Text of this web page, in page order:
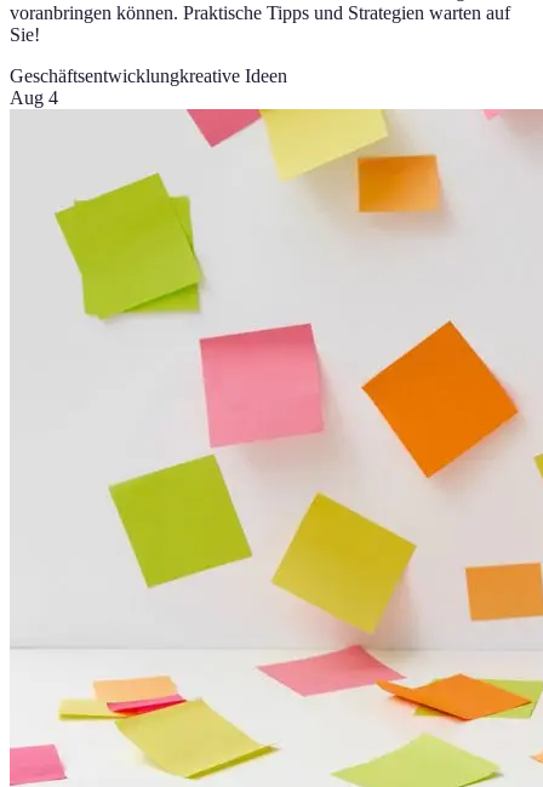
voranbringen können. Praktische Tipps und Strategien warten auf
Sie!
Geschäftsentwicklungkreative Ideen
Aug 4